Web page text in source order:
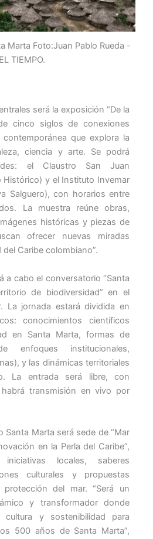
Marta Foto:Juan Pablo Rueda -
EL TIEMPO.
será la exposición “De la
cinco siglos de conexiones
contemporánea que explora la
ciencia y arte. Se podrá
el Claustro San Juan
Histórico) y el Instituto Invemar
Salguero), con horarios entre
La muestra reúne obras,
históricas y piezas de
ofrecer nuevas miradas
Caribe colombiano”.
a cabo el conversatorio “Santa
de biodiversidad” en el
La jornada estará dividida en
conocimientos científicos
en Santa Marta, formas de
enfoques institucionales,
y las dinámicas territoriales
La entrada será libre, con
transmisión en vivo por
Santa Marta será sede de “Mar
en la Perla del Caribe”,
locales, saberes
culturales y propuestas
del mar. “Será un
y transformador donde
cultura y sostenibilidad para
500 años de Santa Marta”,